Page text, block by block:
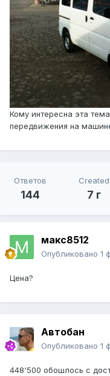
Кому интересна эта
передвижения на
Ответов
144
Created
7 г
макс8512
Опубликовано 1
Цена?
Автобан
Опубликовано 1
448'500 обошлось с